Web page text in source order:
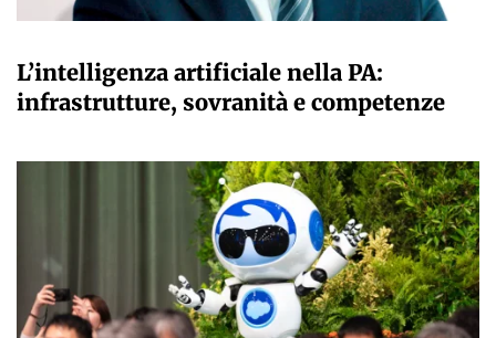
L’intelligenza artificiale nella PA:
infrastrutture, sovranità e competenze